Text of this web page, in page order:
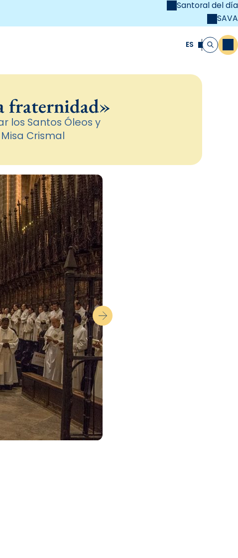
Santoral del día
SAVA
Cristiana ES Buscar
fraternidad»
los Santos Óleos y
Crismal